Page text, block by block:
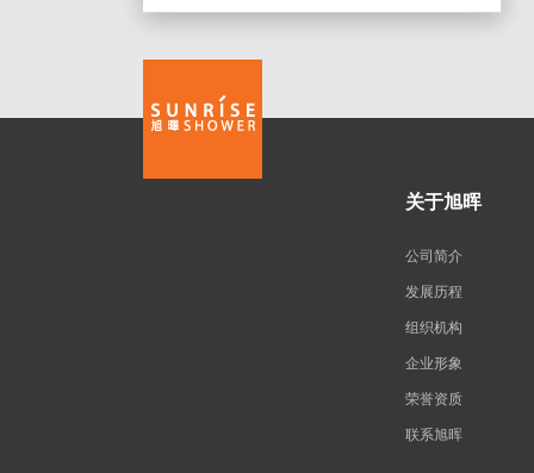
关于旭晖
公司简介
发展历程
组织机构
企业形象
荣誉资质
联系旭晖